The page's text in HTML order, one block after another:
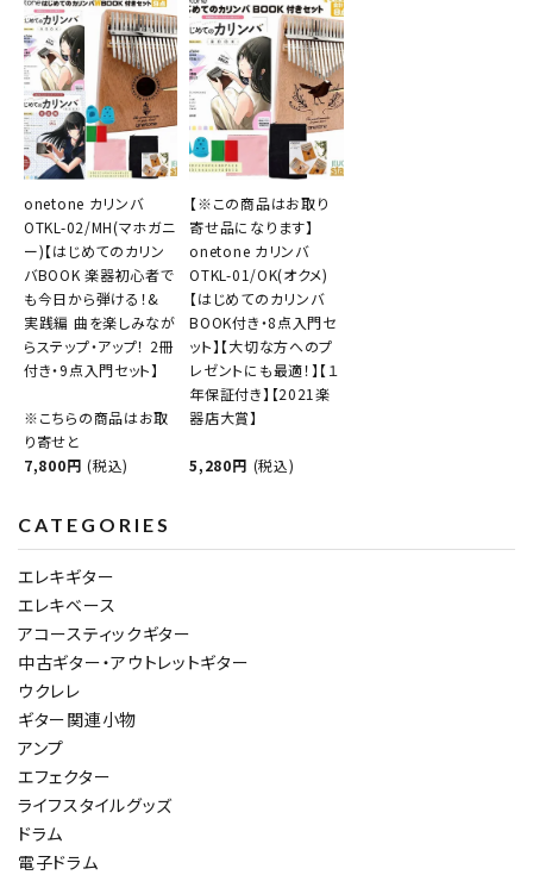
onetone カリンバ
OTKL-02/MH(マホガニ
ー)【はじめてのカリン
バBOOK 楽器初心者で
も今日から弾ける！&
実践編 曲を楽しみなが
らステップ・アップ！ 2冊
付き・9点入門セット】
※こちらの商品はお取
り寄せと
7,800円 (税込)
【※この商品はお取り
寄せ品になります】
onetone カリンバ
OTKL-01/OK(オクメ)
【はじめてのカリンバ
BOOK付き・8点入門セ
ット】【大切な方へのプ
レゼントにも最適！】【１
年保証付き】【2021楽
器店大賞】
5,280円 (税込)
CATEGORIES
エレキギター
エレキベース
アコースティックギター
中古ギター・アウトレットギター
ウクレレ
ギター関連小物
アンプ
エフェクター
ライフスタイルグッズ
ドラム
電子ドラム